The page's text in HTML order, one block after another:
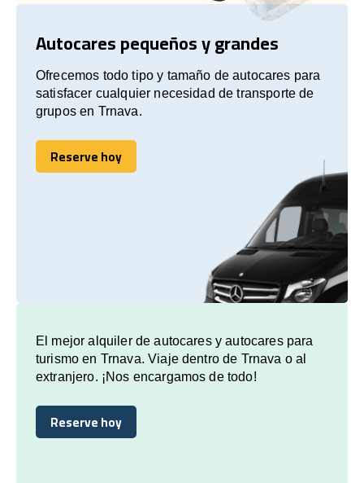
Autocares pequeños y grandes
Ofrecemos todo tipo y tamaño de autocares para
satisfacer cualquier necesidad de transporte de
grupos en Trnava.
Reserve hoy
Reserve hoy
El mejor alquiler de autocares y autocares para
turismo en Trnava. Viaje dentro de Trnava o al
extranjero. ¡Nos encargamos de todo!
Reserve hoy
Reserve hoy